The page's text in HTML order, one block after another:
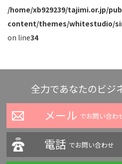
/home/xb929239/tajimi.or.jp/
content/themes/whitestudio/
on line34
全力であなたのビジ
メール でお問い合わ
電話 でお問い合わせ